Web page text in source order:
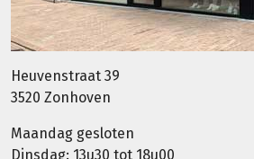
Heuvenstraat 39
3520 Zonhoven
Maandag gesloten
Dinsdag: 13u30 tot 18u00